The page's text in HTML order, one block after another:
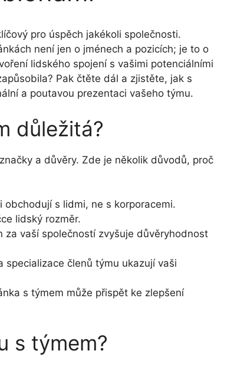
pro úspěch jakékoli společnosti.
není jen o jménech a pozicích; je to o
lidského spojení s vašimi potenciálními
Pak čtěte dál a zjistěte, jak s
a poutavou prezentaci vašeho týmu.
důležitá?
a důvěry. Zde je několik důvodů, proč
obchodují s lidmi, ne s korporacemi.
lidský rozměr.
za vaší společností zvyšuje důvěryhodnost
specializace členů týmu ukazují vaši
s týmem může přispět ke zlepšení
s týmem?